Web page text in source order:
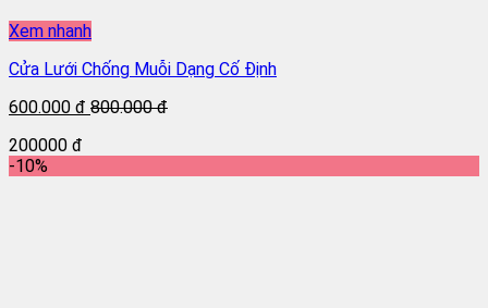
Xem nhanh
Cửa Lưới Chống Muỗi Dạng Cố Định
600.000 đ 800.000 đ
200000 đ
-10%